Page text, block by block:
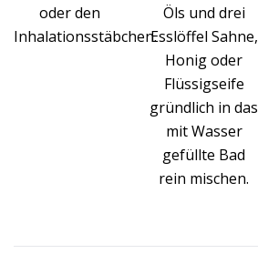
oder den
Inhalationsstäbchen.
Öls und drei
Esslöffel Sahne,
Honig oder
Flüssigseife
gründlich in das
mit Wasser
gefüllte Bad
rein mischen.